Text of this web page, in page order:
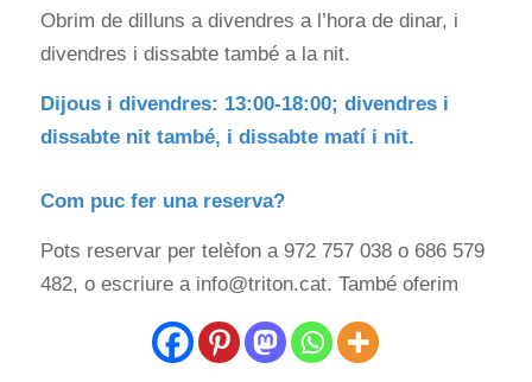
Obrim de dilluns a divendres a l’hora de dinar, i
divendres i dissabte també a la nit.
Dijous i divendres: 13:00-18:00; divendres i
dissabte nit també, i dissabte matí i nit.
Com puc fer una reserva?
Pots reservar per telèfon a 972 757 038 o 686 579
482, o escriure a info@triton.cat. També oferim